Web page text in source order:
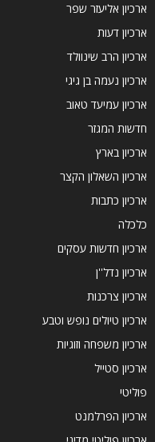
ארכיון אליעזר שפר
ארכיון דעות
ארכיון הרב שינוולד
ארכיון נעמה בן גיגי
ארכיון עמיעד טאוב
חדשות המגזר
ארכיון בארץ
ארכיון השאלון הקצר
ארכיון כתבות
כלכלה
ארכיון חדשות עסקים
ארכיון נדל''ן
ארכיון צרכנות
ארכיון טיולים נופש וטבע
ארכיון משפחה וזוגיות
ארכיון סטייל
פוליטי
ארכיון הפרלמנט